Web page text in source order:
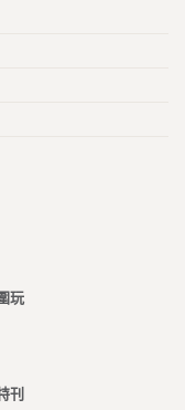
玩
刊